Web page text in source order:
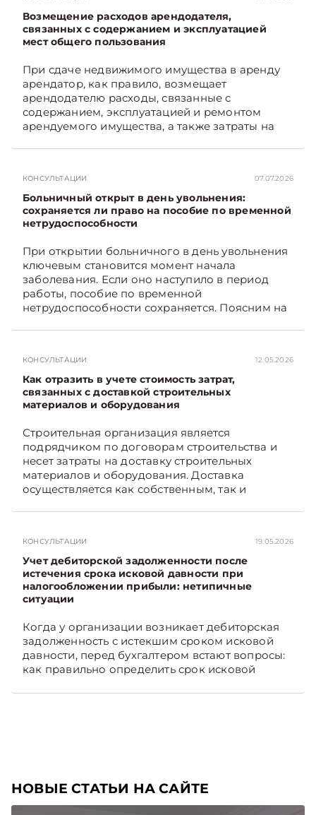
чем в новостях TelegramViber
Возмещение расходов арендодателя,
связанных с содержанием и эксплуатацией
мест общего пользования
При сдаче недвижимого имущества в аренду
арендатор, как правило, возмещает
арендодателю расходы, связанные с
содержанием, эксплуатацией и ремонтом
арендуемого имущества, а также затраты на
связанных с содержанием и эксплуатацией
мест общего пользования, в частности –
контрольно-­пропускного пункта? Рассмотрим
порядок их распределения. Подписывайтесь
экономике Беларуси — раньше, чем в новостях
TelegramViber
КОНСУЛЬТАЦИИ 07.07.2026
Больничный открыт в день увольнения:
сохраняется ли право на пособие по временной
нетрудоспособности
При открытии больничного в день увольнения
ключевым становится момент начала
заболевания. Если оно наступило в период
работы, пособие по временной
нетрудоспособности сохраняется. Поясним на
КОНСУЛЬТАЦИИ 12.05.2026
Как отразить в учете стоимость затрат,
связанных с доставкой строительных
материалов и оборудования
Строительная организация является
подрядчиком по договорам строительства и
несет затраты на доставку строительных
материалов и оборудования. Доставка
осуществляется как собственным, так и
Viber, чтобы не пропускать новые статьи
TelegramViber
КОНСУЛЬТАЦИИ 19.05.2026
Учет дебиторской задолженности после
истечения срока исковой давности при
налогообложении прибыли: нетипичные
ситуации
Когда у организации возникает дебиторская
задолженность с истекшим сроком исковой
давности, перед бухгалтером встают вопросы:
как правильно определить срок исковой
задолженность. Рассмотрим это на
НОВЫЕ СТАТЬИ НА САЙТЕ